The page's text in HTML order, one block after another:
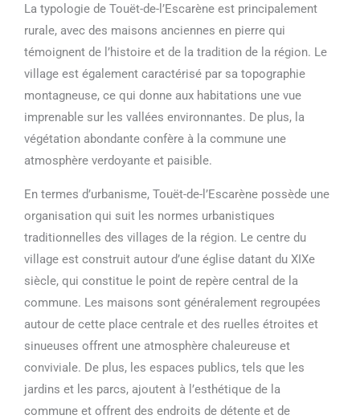
La typologie de Touët-de-l’Escarène est principalement
rurale, avec des maisons anciennes en pierre qui
témoignent de l’histoire et de la tradition de la région. Le
village est également caractérisé par sa topographie
montagneuse, ce qui donne aux habitations une vue
imprenable sur les vallées environnantes. De plus, la
végétation abondante confère à la commune une
atmosphère verdoyante et paisible.
En termes d’urbanisme, Touët-de-l’Escarène possède une
organisation qui suit les normes urbanistiques
traditionnelles des villages de la région. Le centre du
village est construit autour d’une église datant du XIXe
siècle, qui constitue le point de repère central de la
commune. Les maisons sont généralement regroupées
autour de cette place centrale et des ruelles étroites et
sinueuses offrent une atmosphère chaleureuse et
conviviale. De plus, les espaces publics, tels que les
jardins et les parcs, ajoutent à l’esthétique de la
commune et offrent des endroits de détente et de